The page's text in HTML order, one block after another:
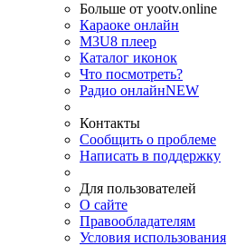
Больше от yootv.online
Караоке онлайн
M3U8 плеер
Каталог иконок
Что посмотреть?
Радио онлайнNEW
Контакты
Сообщить о проблеме
Написать в поддержку
Для пользователей
О сайте
Правообладателям
Условия использования